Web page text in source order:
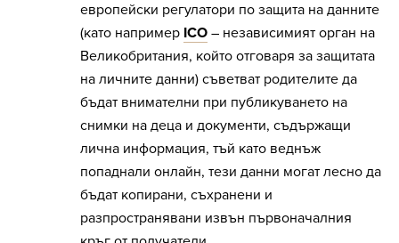
европейски регулатори по защита на данните
(като например ICO – независимият орган на
Великобритания, който отговаря за защитата
на личните данни) съветват родителите да
бъдат внимателни при публикуването на
снимки на деца и документи, съдържащи
лична информация, тъй като веднъж
попаднали онлайн, тези данни могат лесно да
бъдат копирани, съхранени и
разпространявани извън първоначалния